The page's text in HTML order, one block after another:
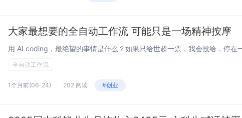
大家最想要的全自动工作流 可能只是一场精神按摩
全自动工作流
1个月前(06-24) 202 阅读 #创业